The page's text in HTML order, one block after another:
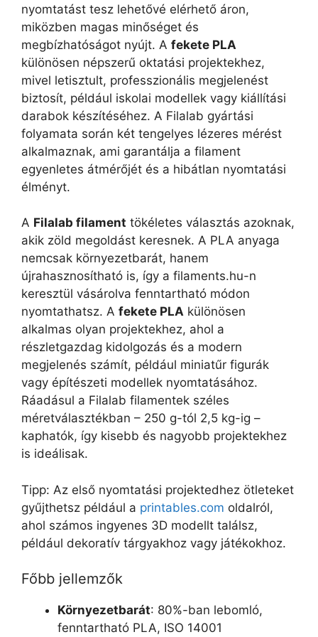
nyomtatást tesz lehetővé elérhető áron,
miközben magas minőséget és
megbízhatóságot nyújt. A fekete PLA
különösen népszerű oktatási projektekhez,
mivel letisztult, professzionális megjelenést
biztosít, például iskolai modellek vagy kiállítási
darabok készítéséhez. A Filalab gyártási
folyamata során két tengelyes lézeres mérést
alkalmaznak, ami garantálja a filament
egyenletes átmérőjét és a hibátlan nyomtatási
élményt.
A Filalab filament tökéletes választás azoknak,
akik zöld megoldást keresnek. A PLA anyaga
nemcsak környezetbarát, hanem
újrahasznosítható is, így a filaments.hu-n
keresztül vásárolva fenntartható módon
nyomtathatsz. A fekete PLA különösen
alkalmas olyan projektekhez, ahol a
részletgazdag kidolgozás és a modern
megjelenés számít, például miniatűr figurák
vagy építészeti modellek nyomtatásához.
Ráadásul a Filalab filamentek széles
méretválasztékban – 250 g-tól 2,5 kg-ig –
kaphatók, így kisebb és nagyobb projektekhez
is ideálisak.
Tipp: Az első nyomtatási projektedhez ötleteket
gyűjthetsz például a printables.com oldalról,
ahol számos ingyenes 3D modellt találsz,
például dekoratív tárgyakhoz vagy játékokhoz.
Főbb jellemzők
Környezetbarát: 80%-ban lebomló,
fenntartható PLA, ISO 14001